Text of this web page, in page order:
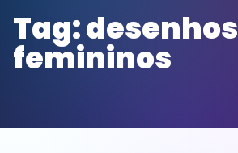
Tag:desenhos
femininos